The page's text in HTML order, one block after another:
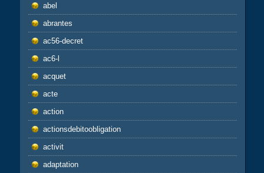
abel
abrantes
ac56-decret
ac6-l
acquet
acte
action
actionsdebitoobligation
activit
adaptation